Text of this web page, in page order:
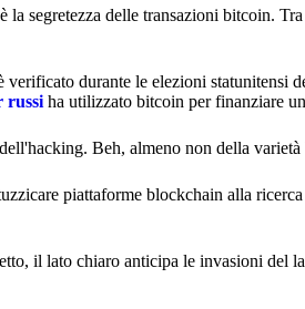
segretezza delle transazioni bitcoin.
durante le elezioni statunitensi
russi ha utilizzato bitcoin per finanziare
Beh, almeno non della varietà
piattaforme blockchain alla
il lato chiaro anticipa le invasioni del